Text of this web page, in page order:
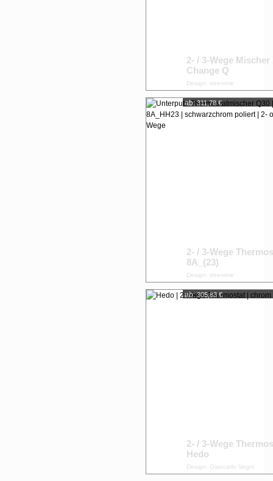
2- / 3-Wege Mischer
Change Q
Design: treemme
ab: 311,78 €
2- / 3-Wege
8A_(23)
Design: treemme
ab: 305,83 €
2- / 3-Wege
Hedo
Design: Giancarlo Vegni